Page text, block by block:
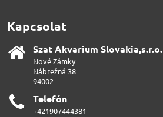
Kapcsolat
Szat Akvarium Slovakia,s​.r​.o​.
Nové Zámky
Nábrežná 38
94002
Telefón
+421907444381